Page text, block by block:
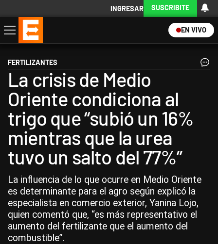
INGRESAR SUSCRIBITE
EN VIVO
Economía
Política
Internacional
Actualidad
Descargá la App
FERTILIZANTES
La crisis de Medio
Oriente condiciona al
trigo que “subió un 16%
mientras que la urea
tuvo un salto del 77%”
La influencia de lo que ocurre en Medio Oriente
es determinante para el agro según explicó la
especialista en comercio exterior, Yanina Lojo,
quien comentó que, “es más representativo el
aumento del fertilizante que el aumento del
combustible”.